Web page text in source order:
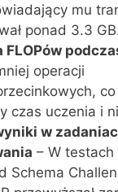
mu
ponad 3.3
FLOPów
operacji
co
czas uczenia i
w
– W testach
Schema